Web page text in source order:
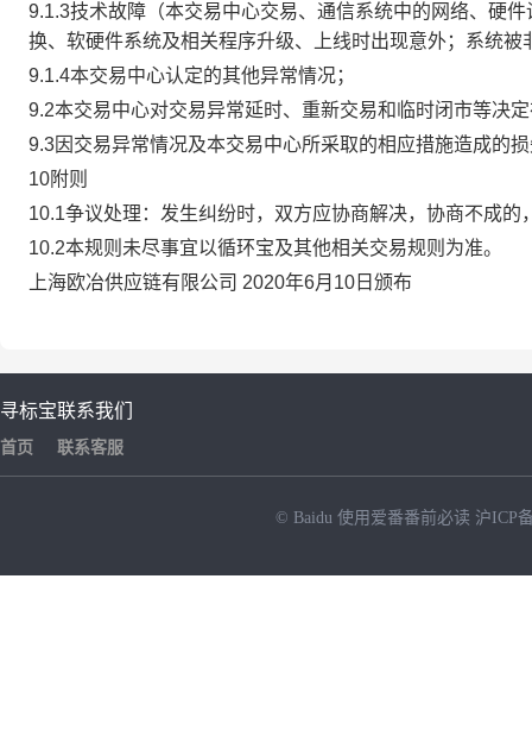
9.1.3技术故障（本交易中心交易、通信系统中的网络、硬
换、软硬件系统及相关程序升级、上线时出现意外；系统
9.1.4本交易中心认定的其他异常情况；
9.2本交易中心对交易异常延时、重新交易和临时闭市等决
9.3因交易异常情况及本交易中心所采取的相应措施造成的
10附则
10.1争议处理：发生纠纷时，双方应协商解决，协商不成
10.2本规则未尽事宜以循环宝及其他相关交易规则为准。
上海欧冶供应链有限公司 2020年6月10日颁布
寻标宝
首页
联系我们
联系客服
© Baidu 使用爱番番前必读 沪ICP